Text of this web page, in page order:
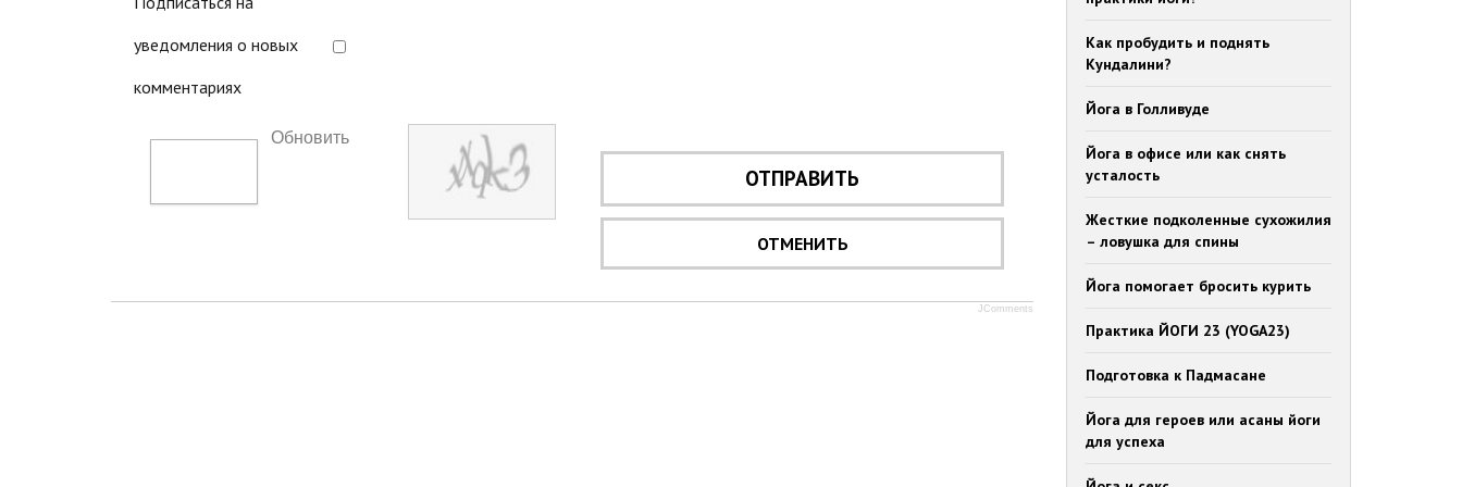
уведомления о новых
комментариях
Обновить
ОТПРАВИТЬ
ОТМЕНИТЬ
JComments
Как пробудить и поднять
Кундалини?
Йога в Голливуде
Йога в офисе или как снять
усталость
Жесткие подколенные сухожилия
– ловушка для спины
Йога помогает бросить курить
Практика ЙОГИ 23 (YOGA23)
Подготовка к Падмасане
Йога для героев или асаны йоги
для успеха